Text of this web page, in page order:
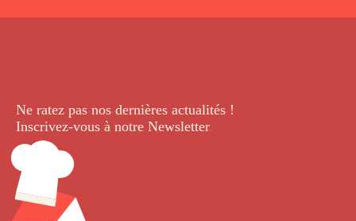
Ne ratez pas nos dernières actualités !
Inscrivez-vous à notre Newsletter.